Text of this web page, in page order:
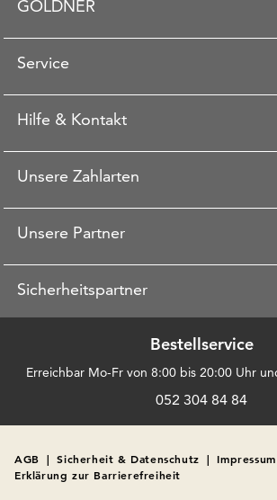
GOLDNER
Service
Hilfe & Kontakt
Unsere Zahlarten
Unsere Partner
Sicherheitspartner
Bestellservice
Erreichbar Mo-Fr von 8:00 bis 20:00 Uhr
052 304 84 84
AGB | Sicherheit & Datenschutz | Impressum
Erklärung zur Barrierefreiheit